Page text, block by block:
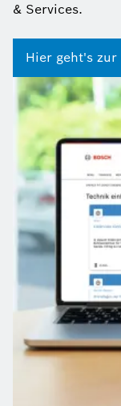
& Services.
Hier geht's zur